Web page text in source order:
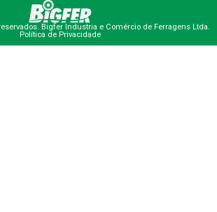
Bigfer Industria e Comércio de Ferragens Ltda.
Política de Privacidade